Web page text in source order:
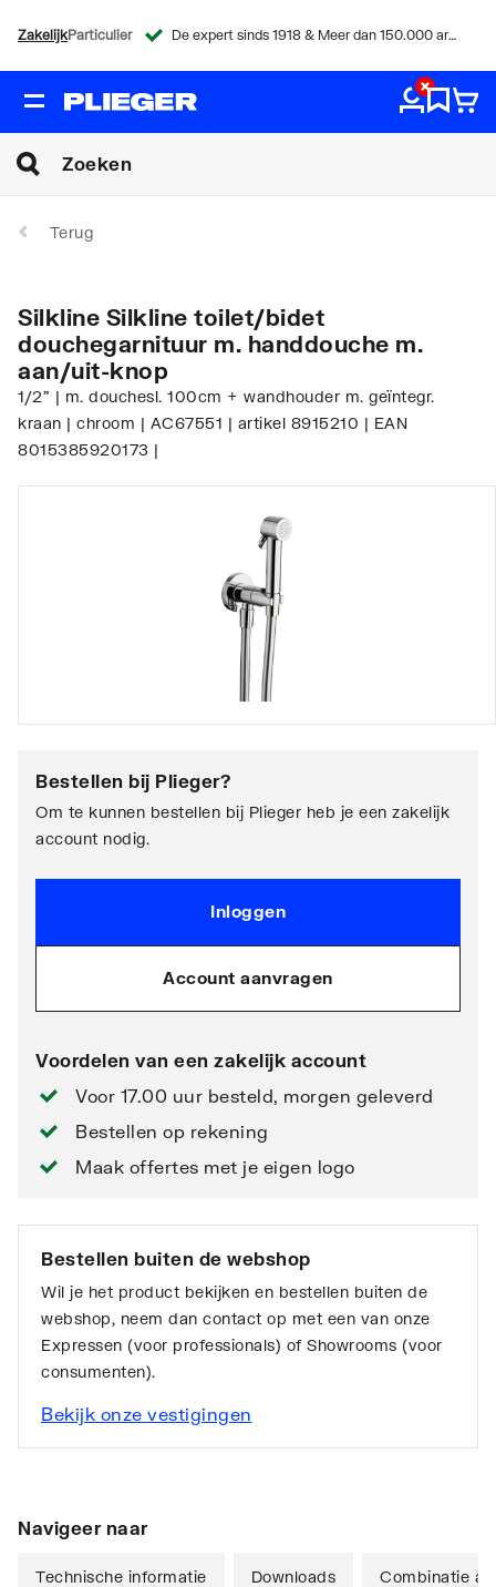
ZakelijkParticulier De expert sinds 1918 & Meer dan 150.000 artikelen
Terug
Silkline Silkline toilet/bidet
douchegarnituur m. handdouche m.
aan/uit-knop
1/2" | m. douchesl. 100cm + wandhouder m. geïntegr.
kraan | chroom | AC67551 | artikel 8915210 | EAN
8015385920173 |
Bestellen bij Plieger?
Om te kunnen bestellen bij Plieger heb je een zakelijk
account nodig.
Inloggen
Account aanvragen
Voordelen van een zakelijk account
Voor 17.00 uur besteld, morgen geleverd
Bestellen op rekening
Maak offertes met je eigen logo
Bestellen buiten de webshop
Wil je het product bekijken en bestellen buiten de
webshop, neem dan contact op met een van onze
Expressen (voor professionals) of Showrooms (voor
consumenten).
Bekijk onze vestigingen
Navigeer naar
Technische informatie Downloads Combinatie